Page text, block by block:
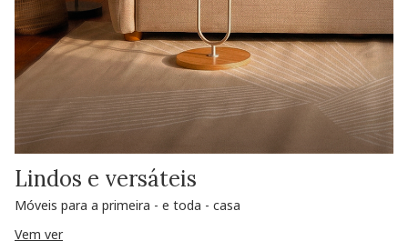
Lindos e versáteis
Móveis para a primeira - e toda - casa
Vem ver